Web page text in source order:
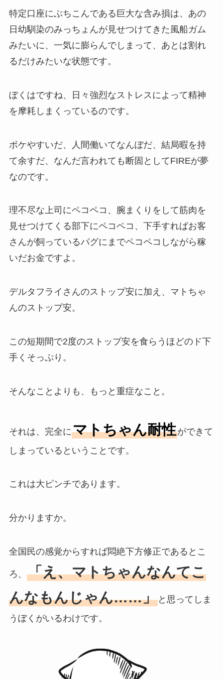
特定口座にぶちこんである巨大な含み損は、あの
日幼馴染のみっちょんが見せつけてきた風船ガム
みたいに、一気に膨らんでしまって、あとは割れ
るだけみたいな状態です。
ぼくはですね、日々強烈なストレスによって精神
を摩耗しまくっているのです。
ボケやすいだ、人間働いてなんぼだ、結局暇を持
て余すだ、なんだ言われても断固としてFIREが夢
なのです。
理不尽な上司にペコペコ、腕まくりをして筋肉を
見せつけてくる部下にペコペコ、下手すればお客
さんが飼っているパグにまでペコペコしながら稼
いだお金ですよ。
デルタフライさんのストップ安に加え、マトちゃ
んのストップ安。
この短期間で2度のストップ安を食らうほどのド下
手くそっぷり。
そんなことよりも、もっと重症なこと。
それは、完全にマトちゃん耐性ができて
しまっているということです。
これは大ピンチであります。
分かりますか。
全国民の感覚からすれば悶絶下方修正であるとこ
ろ、 「え、マトちゃんなんてこ
んなもんじゃん……」と思ってしま
うぼくがいるわけです。